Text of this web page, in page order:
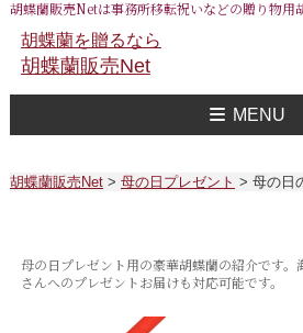
胡蝶蘭販売Netは事務所移転祝いなどの贈り物用
胡蝶蘭を贈るなら
胡蝶蘭販売Net
MENU
胡蝶蘭販売Net> 母の日プレゼント > 母の日
母の日プレゼント用の豪華胡蝶蘭の紹介です
さんへのプレゼントお届けも対応可能です。